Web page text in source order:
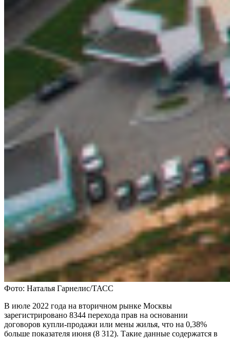
Фото: Наталья Гарнелис/ТАСС
В июле 2022 года на вторичном рынке Москвы
зарегистрировано 8344 перехода прав на основании
договоров купли-продажи или мены жилья, что на 0,38%
больше показателя июня (8 312). Такие данные содержатся в